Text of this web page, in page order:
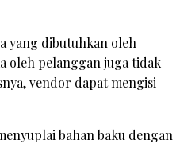
yang dibutuhkan oleh
oleh pelanggan juga tidak
vendor dapat mengisi
bahan baku dengan